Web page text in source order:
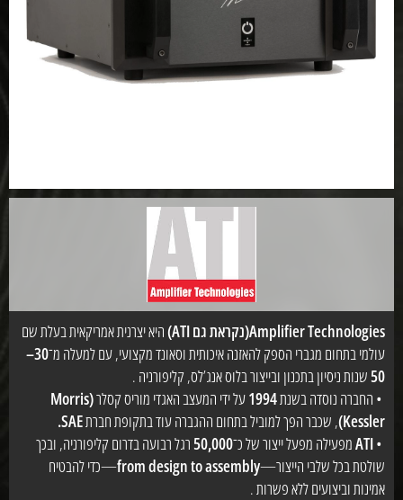
Amplifier Technologies(נקראת גם ATI)
היא יצרנית אמריקאית בעלת שם
עולמי בתחום מגברי הספק להאזנה איכותית וסאונד מקצועי, עם למעלה מ־
30–
50שנות ניסיון בתכנון ובייצור בלוס אנג’לס, קליפורניה .
• החברה נוסדה בשנת1994על ידי המעצב האגדי מוריס קסלר (Morris
Kessler) , שכבר הפך למוביל בתחום ההגברה עוד בתקופת חברתSAE.
•
ATIמפעילה מפעל ייצור של כ־50,000רגל רבועה בדרום קליפורניה, ובכך
שולטת בכל שלבי הייצור—from design to assembly—כדי להבטיח
אמינות וביצועים ללא פשרות .